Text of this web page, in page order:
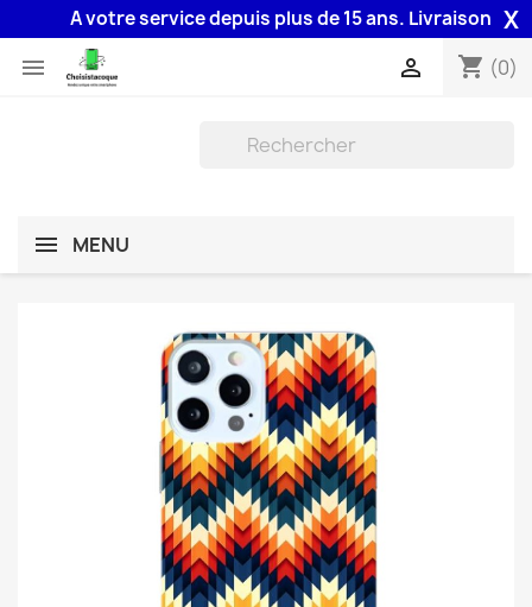
A votre service depuis plus de 15 ans. Livraison 48HX
 shopping_cart (0)

MENU